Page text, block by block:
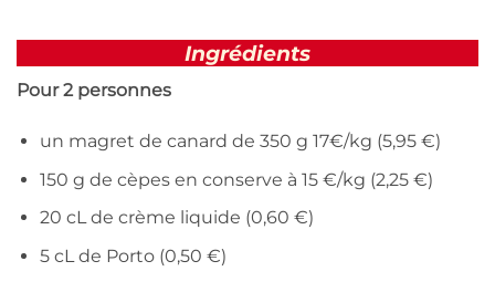
Ingrédients
Pour 2 personnes
un magret de canard de 350 g 17€/kg (5,95 €)
150 g de cèpes en conserve à 15 €/kg (2,25 €)
20 cL de crème liquide (0,60 €)
5 cL de Porto (0,50 €)